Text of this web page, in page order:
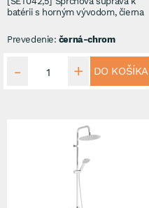
batérii s horným vývodom, čierna
Prevedenie: černá-chrom
DO KOŠÍKA